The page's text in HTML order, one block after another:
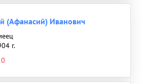
(Афанасий) Иванович
г.